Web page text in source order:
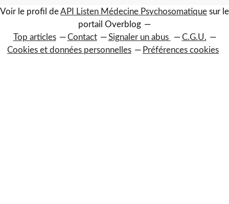
Voir le profil deAPI Listen Médecine Psychosomatique sur le
portail Overblog
Top articles
Contact Signaler un abus
C.G.U.
Cookies et données personnelles
Préférences cookies